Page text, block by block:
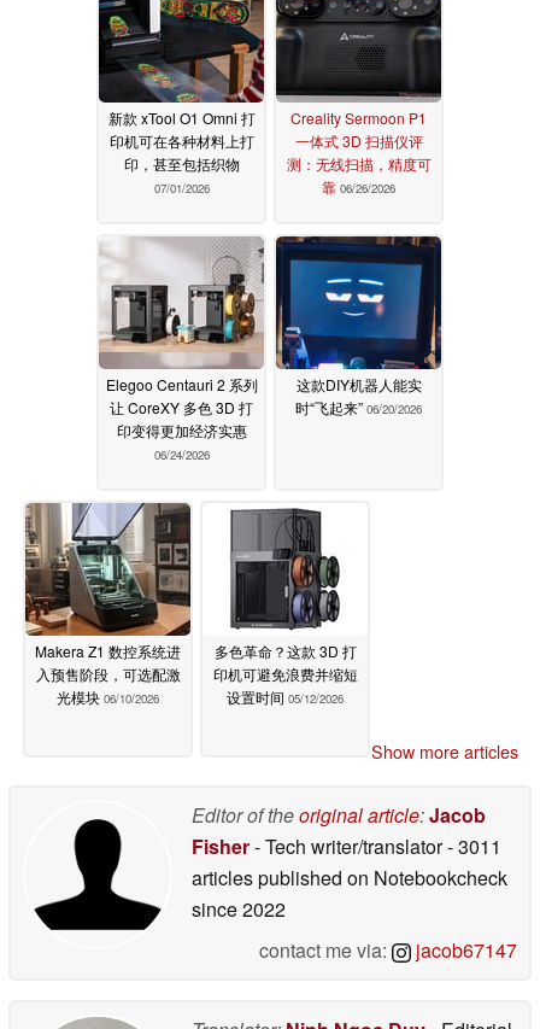
新款 xTool O1 Omni 打
印机可在各种材料上打
印，甚至包括织物
07/01/2026
Creality Sermoon P1
一体式 3D 扫描仪评
测：无线扫描，精度可
靠 06/26/2026
Elegoo Centauri 2 系列
让 CoreXY 多色 3D 打
印变得更加经济实惠
06/24/2026
这款DIY机器人能实
时“飞起来” 06/20/2026
Makera Z1 数控系统进
入预售阶段，可选配激
光模块 06/10/2026
多色革命？这款 3D 打
印机可避免浪费并缩短
设置时间 05/12/2026
Show more articles
Editor of theoriginal article:Jacob
Fisher- Tech writer/translator- 3011
articles published on Notebookcheck
since 2022
contact me via:
jacob67147